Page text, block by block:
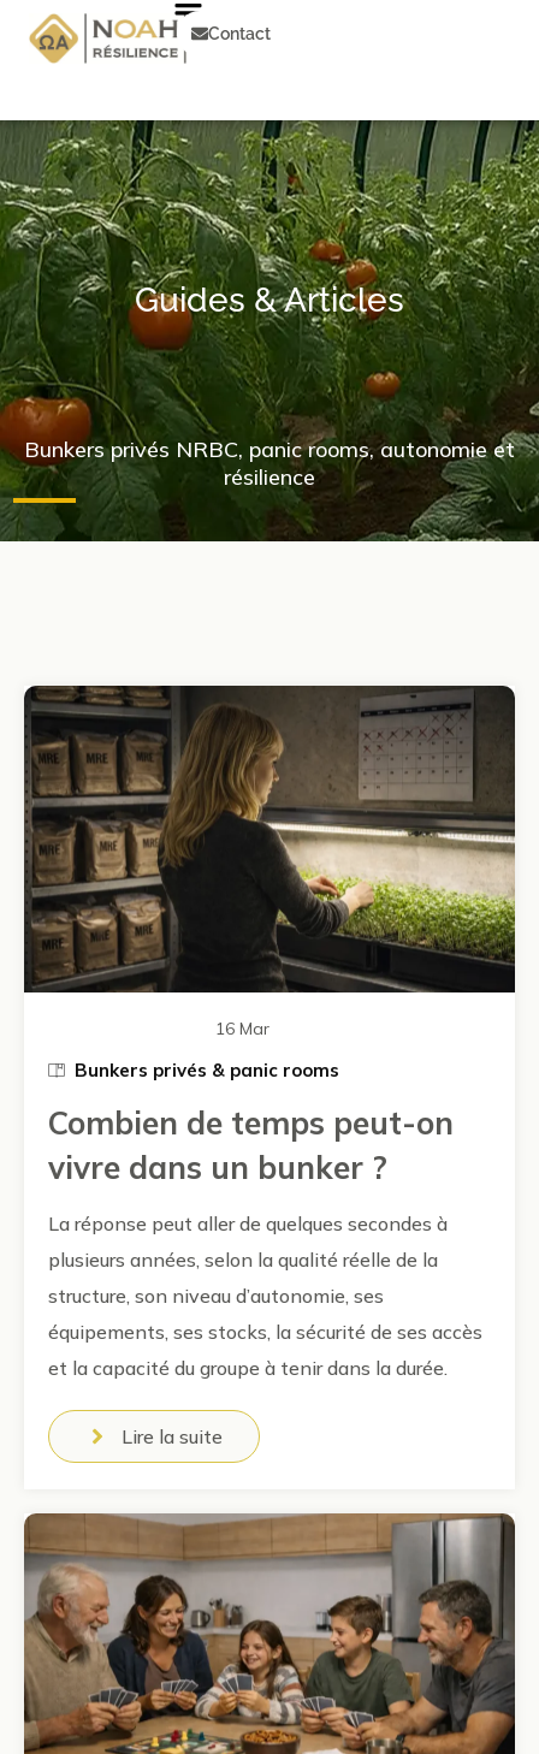
Aller
au
contenu
Contact
Guides & Articles
Bunkers privés NRBC, panic rooms, autonomie et
résilience
16 Mar
Bunkers privés & panic rooms
Combien de temps peut-on
vivre dans un bunker ?
La réponse peut aller de quelques secondes à
plusieurs années, selon la qualité réelle de la
structure, son niveau d’autonomie, ses
équipements, ses stocks, la sécurité de ses accès
et la capacité du groupe à tenir dans la durée.
Lire la suite